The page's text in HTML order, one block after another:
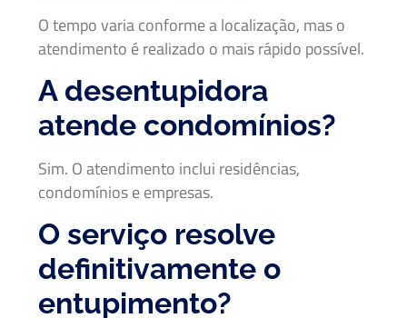
O tempo varia conforme a localização, mas o
atendimento é realizado o mais rápido possível.
A desentupidora
atende condomínios?
Sim. O atendimento inclui residências,
condomínios e empresas.
O serviço resolve
definitivamente o
entupimento?